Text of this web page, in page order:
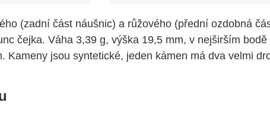
(zadní část náušnic) a růžového (přední ozdobná
čejka. Váha 3,39 g, výška 19,5 mm, v nejširším bodě
Kameny jsou syntetické, jeden kámen má dva velmi